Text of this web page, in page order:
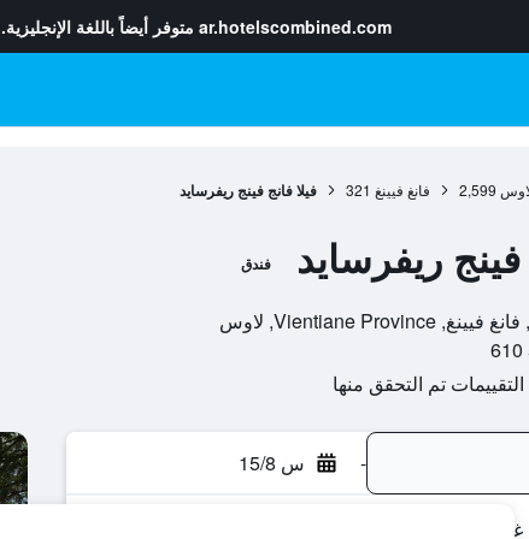
ar.hotelscombined.com متوفر أيضاً باللغة الإنجليزية.
2,599 فانغ فيينغ 321 فيلا فانج فينج ريفرسايد
فينج ريفرسايد فندق
- س 15/8